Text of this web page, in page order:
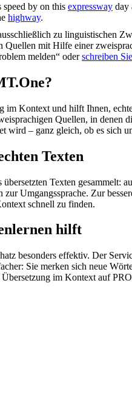
speed by on this expressway day
highway.
zu linguistischen
mit Hilfe einer
melden“ oderschreiben
Kontext und hilft Ihnen,
Quellen, in denen
wird – ganz gleich, ob es sich
Texten
Texten
Umgangssprache. Zur
schnell zu finden.
hilft
besonders effektiv. Der
Sie merken sich neue
im Kontext auf